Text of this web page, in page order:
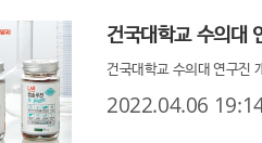
건국대학교 수의대
건국대학교 수의대 연구진
2022.04.06